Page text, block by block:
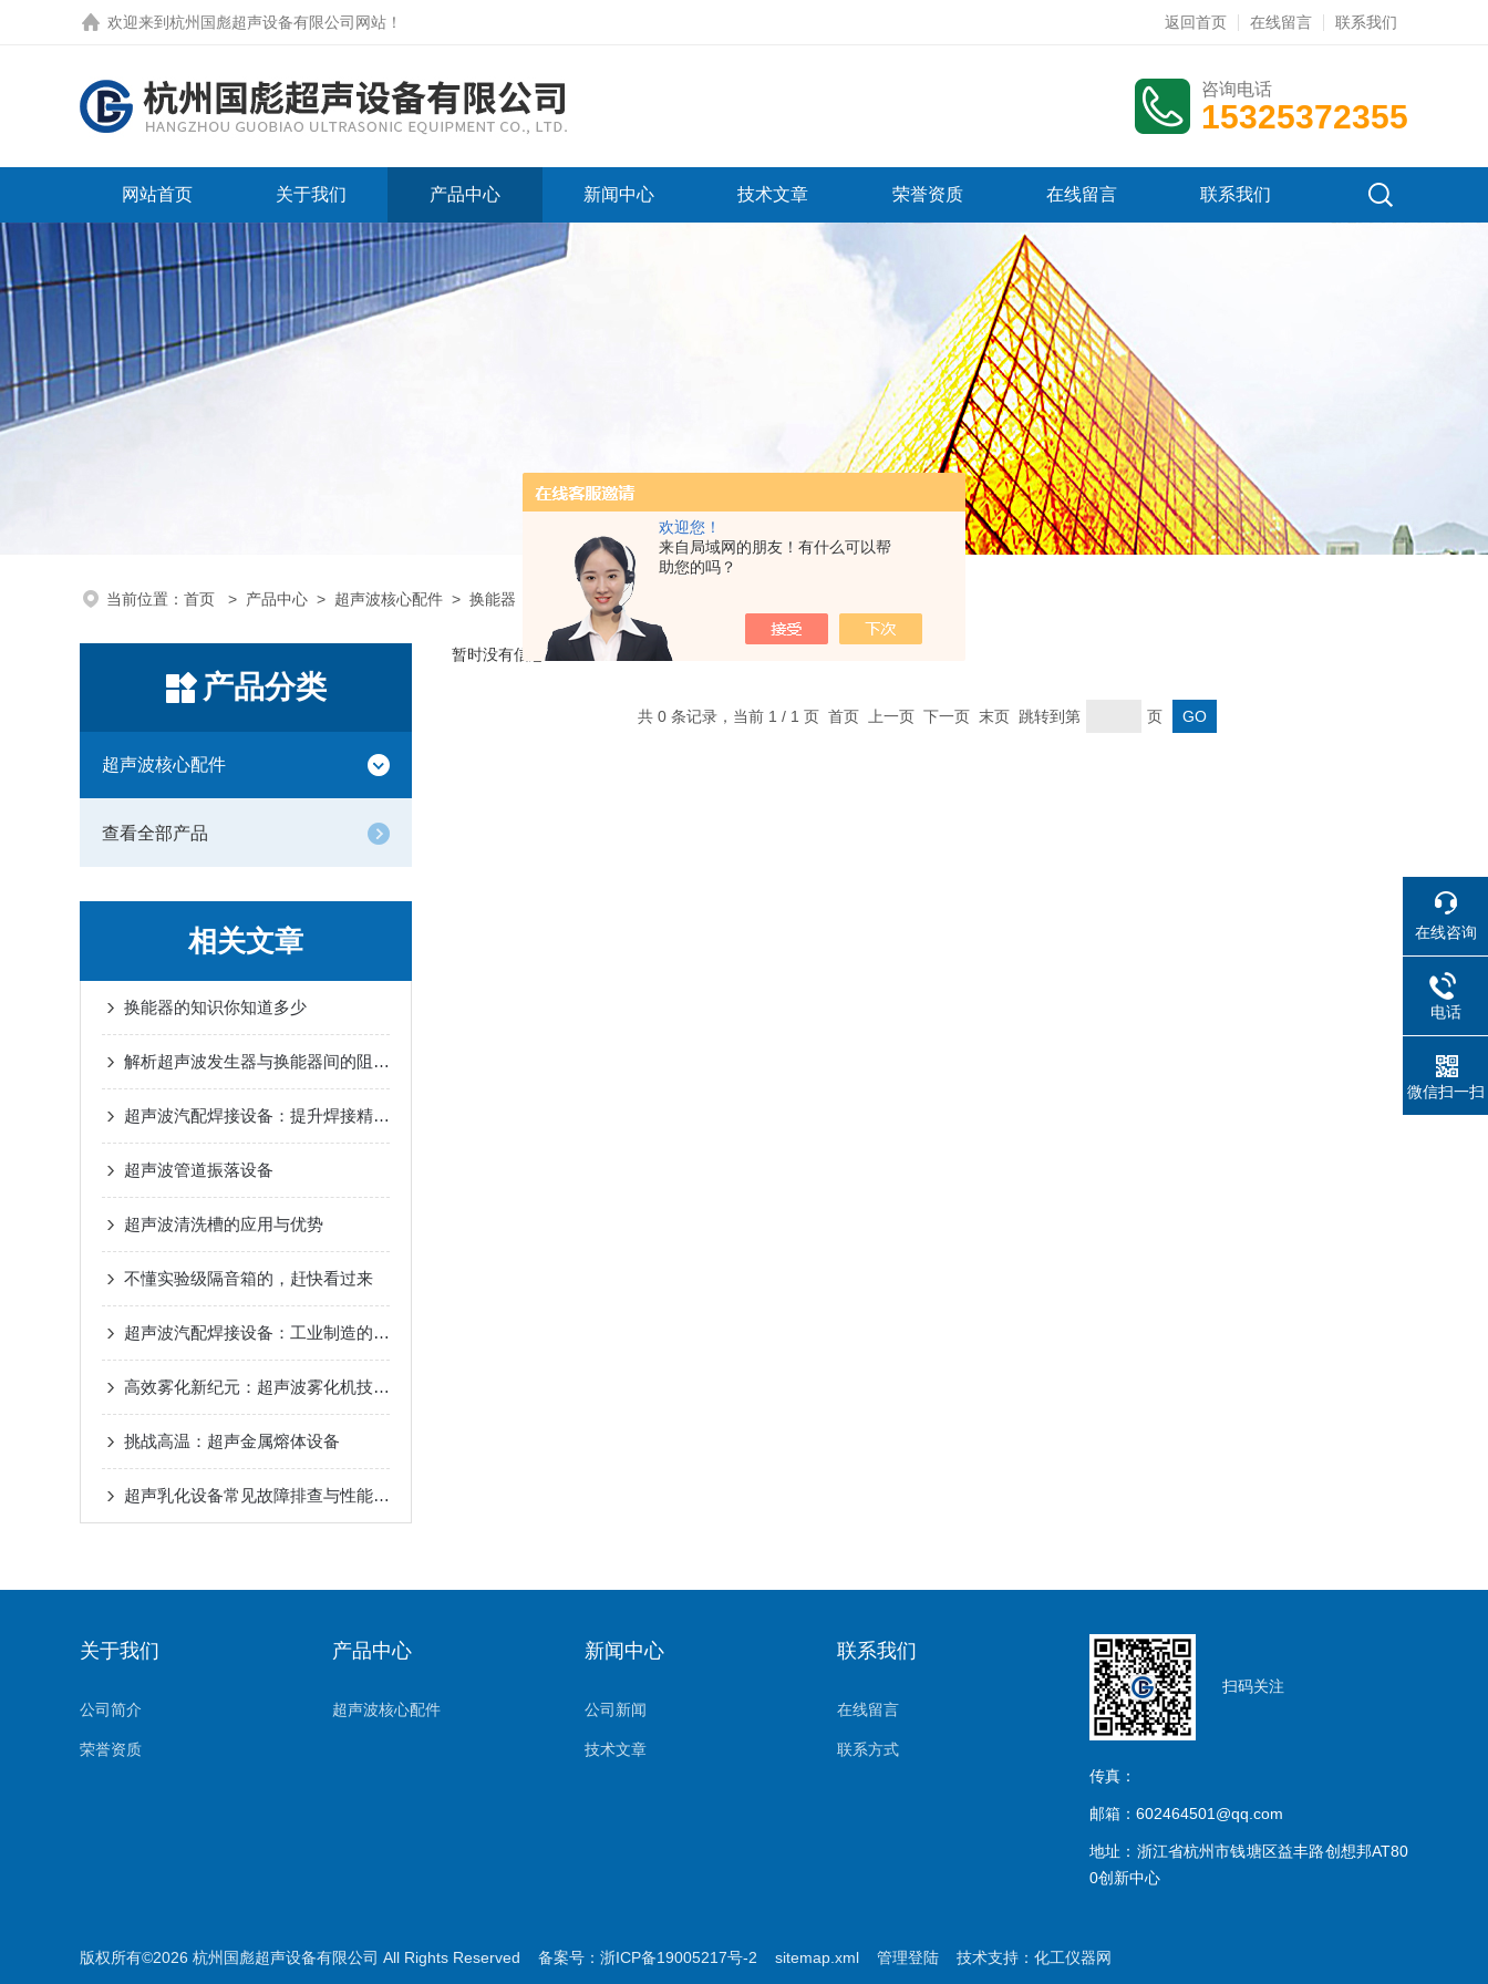
欢迎您！
来自局域网的朋友！有什么可以帮
助您的吗？
欢迎来到 杭州国彪超声设备有限公司网站 ！ 返回首页 在线留言 联系我们
咨询电话
15325372355
网站首页 关于我们 产品中心 新闻中心 技术文章 荣誉资质 在线留言 联系我们
当前位置： 首页 > 产品中心 > 超声波核心配件 > 换能器
产品分类
超声波核心配件
查看全部产品
相关文章
换能器的知识你知道多少
解析超声波发生器与换能器间的阻抗匹配优化策略
超声波汽配焊接设备：提升焊接精度与质量的关键
超声波管道振落设备
超声波清洗槽的应用与优势
不懂实验级隔音箱的，赶快看过来
超声波汽配焊接设备：工业制造的高效创新工具
高效雾化新纪元：超声波雾化机技术原理与性能优化
挑战高温：超声金属熔体设备
超声乳化设备常见故障排查与性能优化方案
暂时没有信息
共 0 条记录，当前 1 / 1 页 首页 上一页 下一页 末页 跳转到第 页
关于我们
公司简介
荣誉资质
产品中心
超声波核心配件
新闻中心
公司新闻
技术文章
联系我们
在线留言
联系方式
扫码关注
传真：
邮箱：602464501@qq.com
地址：浙江省杭州市钱塘区益丰路创想邦AT80
0创新中心
版权所有©2026 杭州国彪超声设备有限公司 All Rights Reserved 备案号：浙ICP备19005217号-2 sitemap.xml 管理登陆 技术支持： 化工仪器网
在线咨询
电话
微信扫一扫